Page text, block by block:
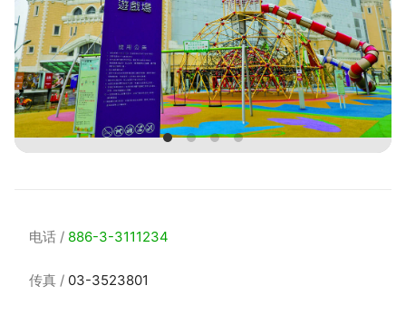
电话 886-3-3111234
传真 03-3523801